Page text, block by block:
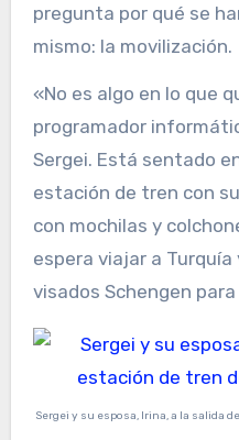
pregunta por qué se
mismo: la movilización.
«No es algo en lo que
programador
Sergei. Está sentado
estación de tren con
con mochilas y
espera viajar a
visados Schengen para
Sergei y su esposa, Irina, a la salida